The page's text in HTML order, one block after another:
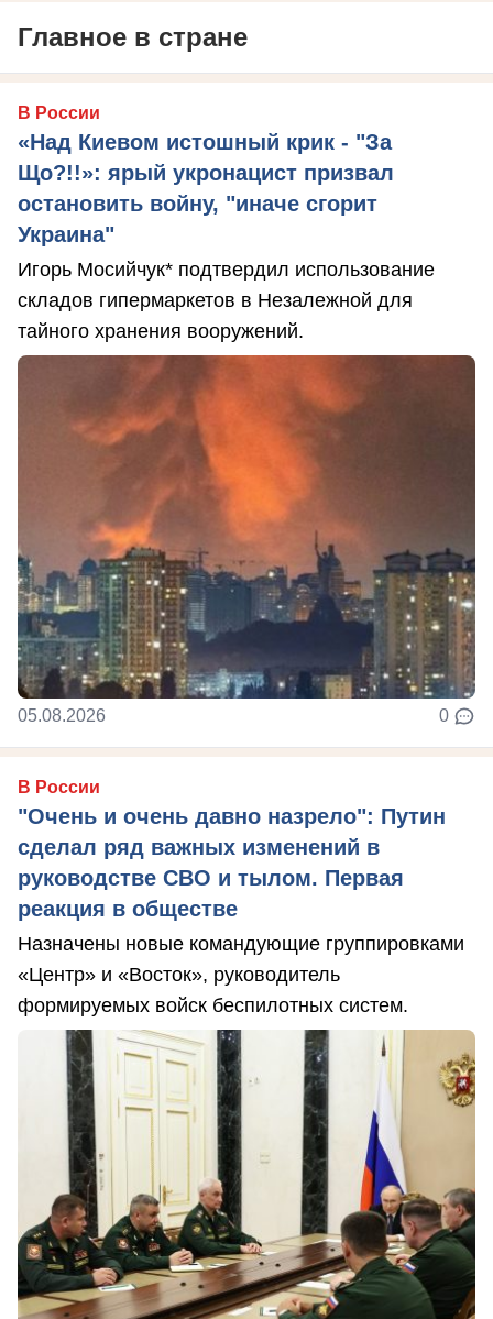
Главное в стране
В России
«Над Киевом истошный крик - "За
Що?!!»: ярый укронацист призвал
остановить войну, "иначе сгорит
Украина"
Игорь Мосийчук* подтвердил использование
складов гипермаркетов в Незалежной для
тайного хранения вооружений.
05.08.2026 0
В России
"Очень и очень давно назрело": Путин
сделал ряд важных изменений в
руководстве СВО и тылом. Первая
реакция в обществе
Назначены новые командующие группировками
«Центр» и «Восток», руководитель
формируемых войск беспилотных систем.